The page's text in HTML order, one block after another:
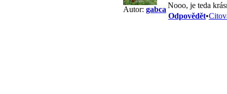
Autor: gabca Nooo, je teda
Odpovědět•